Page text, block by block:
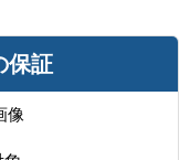
保証